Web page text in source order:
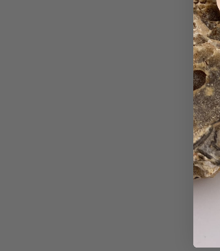
ashanger te vullen best spannend, maar
ging het heel rustig en respectvol.
om mijn moeder nu altijd dichtbij te